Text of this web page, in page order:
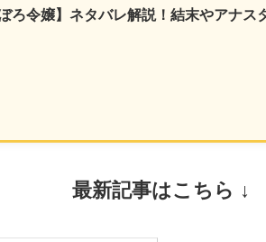
ろ令嬢】ネタバレ解説！結末やアナス
最新記事はこちら ↓